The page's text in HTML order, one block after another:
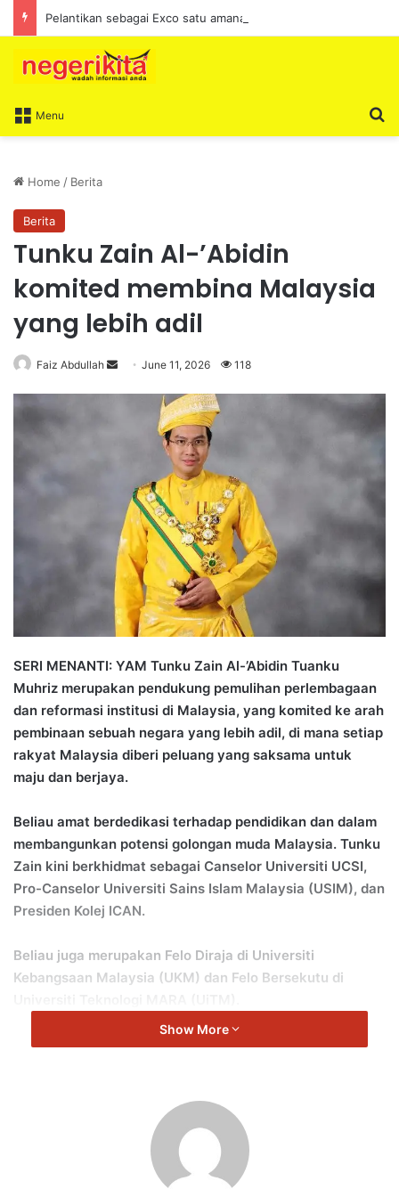
Menu
Home / Berita
Berita
Tunku Zain Al-’Abidin
komited membina Malaysia
yang lebih adil
Faiz Abdullah
m
a
i
June 11, 2026 118
SERI MENANTI: YAM Tunku Zain Al-’Abidin Tuanku
Muhriz merupakan pendukung pemulihan perlembagaan
dan reformasi institusi di Malaysia, yang komited ke arah
pembinaan sebuah negara yang lebih adil, di mana setiap
rakyat Malaysia diberi peluang yang saksama untuk
maju dan berjaya.
Beliau amat berdedikasi terhadap pendidikan dan dalam
membangunkan potensi golongan muda Malaysia. Tunku
Zain kini berkhidmat sebagai Canselor Universiti UCSI,
Pro-Canselor Universiti Sains Islam Malaysia (USIM), dan
Presiden Kolej ICAN.
Beliau juga merupakan Felo Diraja di Universiti
Kebangsaan Malaysia (UKM) dan Felo Bersekutu di
Sebagai Pemegang Amanah Yayasan Jeffrey Cheah dan
akses yang lebih luas kepada pendidikan berkualiti,
pembelajaran holistik, dan pembentukan pemimpin masa
depan yang seimbang.
Show More